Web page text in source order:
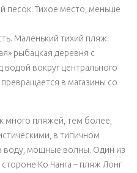
песок. Тихое место, меньше
Маленький тихий пляж.
рыбацкая деревня с
вокруг центрального
в магазины со
много пляжей, тем более,
в типичном
воду, мощные волны. Один из
Ко Чанга – пляж Лонг